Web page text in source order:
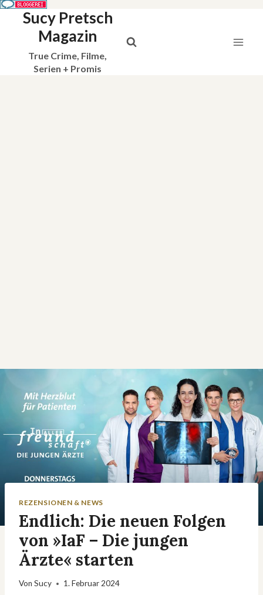
Sucy Pretsch
Magazin
True Crime, Filme,
Serien + Promis
REZENSIONEN & NEWS
Endlich: Die neuen Folgen
von »IaF – Die jungen
Ärzte« starten
Von Sucy 1. Februar 2024